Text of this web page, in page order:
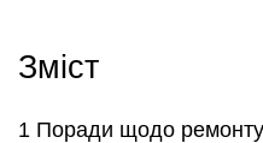
Зміст
Поради щодо